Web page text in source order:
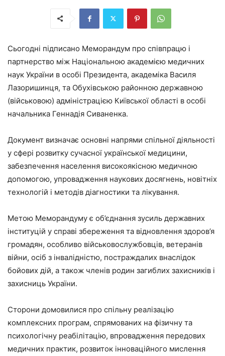
Сьогодні підписано Меморандум про співпрацю і
партнерство між Національною академією медичних
наук України в особі Президента, академіка Василя
Лазоришинця, та Обухівською районною державною
(військовою) адміністрацією Київської області в особі
начальника Геннадія Сиваненка.
Документ визначає основні напрями спільної діяльності
у сфері розвитку сучасної української медицини,
забезпечення населення високоякісною медичною
допомогою, упровадження наукових досягнень, новітніх
технологій і методів діагностики та лікування.
Метою Меморандуму є об’єднання зусиль державних
інституцій у справі збереження та відновлення здоров’я
громадян, особливо військовослужбовців, ветеранів
війни, осіб з інвалідністю, постраждалих внаслідок
бойових дій, а також членів родин загиблих захисників і
захисниць України.
Сторони домовилися про спільну реалізацію
комплексних програм, спрямованих на фізичну та
психологічну реабілітацію, впровадження передових
медичних практик, розвиток інноваційного мислення